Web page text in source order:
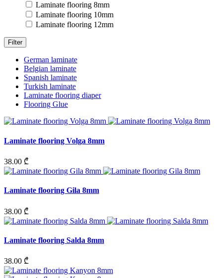
Laminate flooring 8mm
Laminate flooring 10mm
Laminate flooring 12mm
Filter
German laminate
Belgian laminate
Spanish laminate
Turkish laminate
Laminate flooring diaper
Flooring Glue
Laminate flooring Volga 8mm
38.00 ₾
Laminate flooring Gila 8mm
38.00 ₾
Laminate flooring Salda 8mm
38.00 ₾